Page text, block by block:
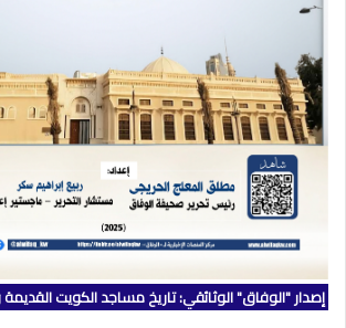
إصدار "الوفاق" الوثائقي: تاريخ مساجد الكويت القديمة